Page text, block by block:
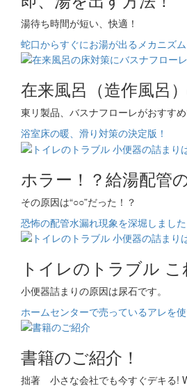
湯待ち時間が短い、快適！
蛇口からすぐにお湯が出るメカニズ
在来風呂（造作風呂
東リ製品、バスナフローレがおすすめ
浴室床の暖、滑り対策の決定版！
ホラー！？給湯配管
その原因は“○○”だった！？
恐怖の配管水漏れ現象を深堀しました
トイレのトラブル こ
小便器詰まりの原因は尿石です。
ホームセンターで売っているアレを使
書籍のご紹介！
拙著 小さな会社でも今すぐデキる!